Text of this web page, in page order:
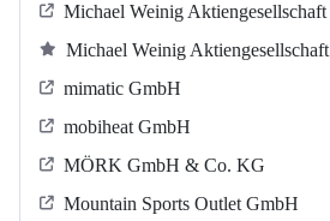
Michael Weinig Aktiengesellschaft
Michael Weinig Aktiengesellschaft
mimatic GmbH
mobiheat GmbH
MÖRK GmbH & Co. KG
Mountain Sports Outlet GmbH